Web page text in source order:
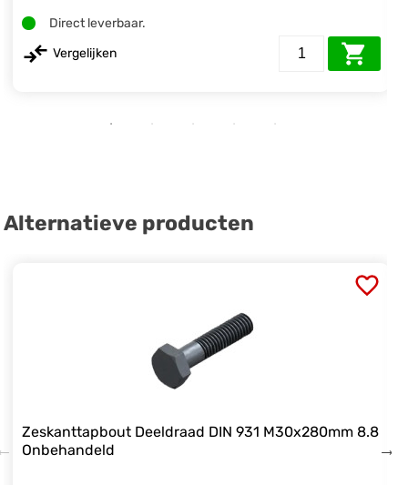
Direct leverbaar.
Vergelijken
Alternatieve producten
Zeskanttapbout Deeldraad DIN 931 M30x280mm 8.8
Onbehandeld